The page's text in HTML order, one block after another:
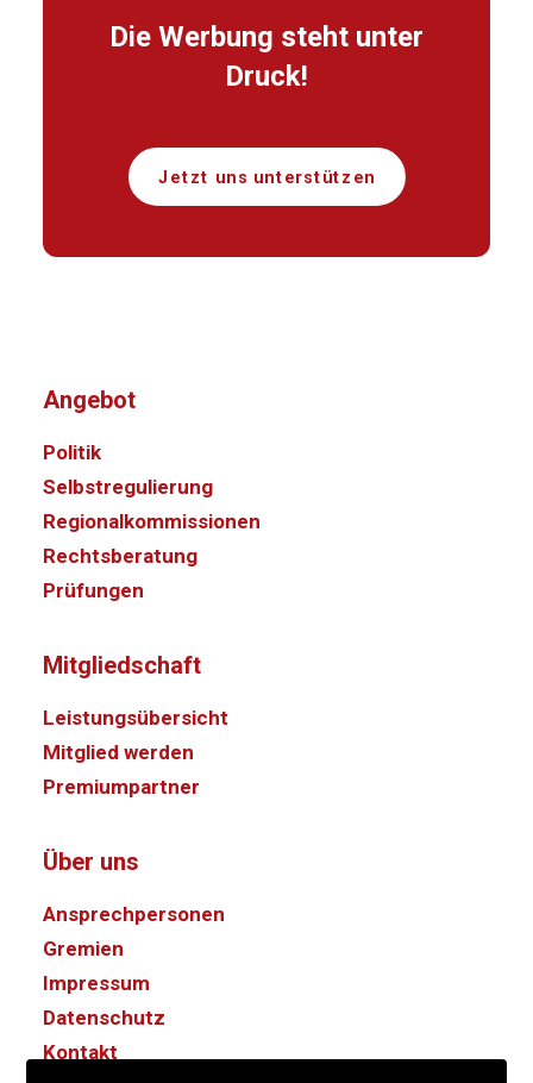
Die Werbung steht unter
Druck!
Jetzt uns unterstützen
Angebot
Politik
Selbstregulierung
Regionalkommissionen
Rechtsberatung
Prüfungen
Mitgliedschaft
Leistungsübersicht
Mitglied werden
Premiumpartner
Über uns
Ansprechpersonen
Gremien
Impressum
Datenschutz
Kontakt